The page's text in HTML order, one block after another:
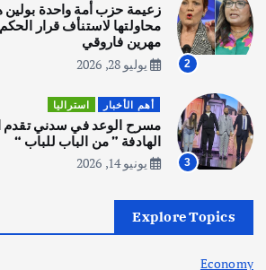
4
المقبل
يوليو 28, 2026
أهم الأخبار ثقافة وفنون
انطلاق ورشة التمثيل في مدينة كلباء
أغسطس 5, 2026
في جذور المشكلة
2
زعيمة حزب أمة واحدة
محاولتها لاستنأف قرار
مهرين فاروقي
يوليو 28, 2026
3
أهم الأخبار استراليا
مسرح الوعد في سدني تقدم
الهادفة ” من الباب للباب “
يونيو 14, 2026
Explore Topics
Economy